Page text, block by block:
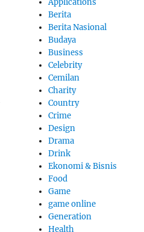
Berita
Berita Nasional
Budaya
Business
Celebrity
Cemilan
Charity
Country
Crime
Design
Drama
Drink
Ekonomi & Bisnis
Food
Game
game online
Generation
Health